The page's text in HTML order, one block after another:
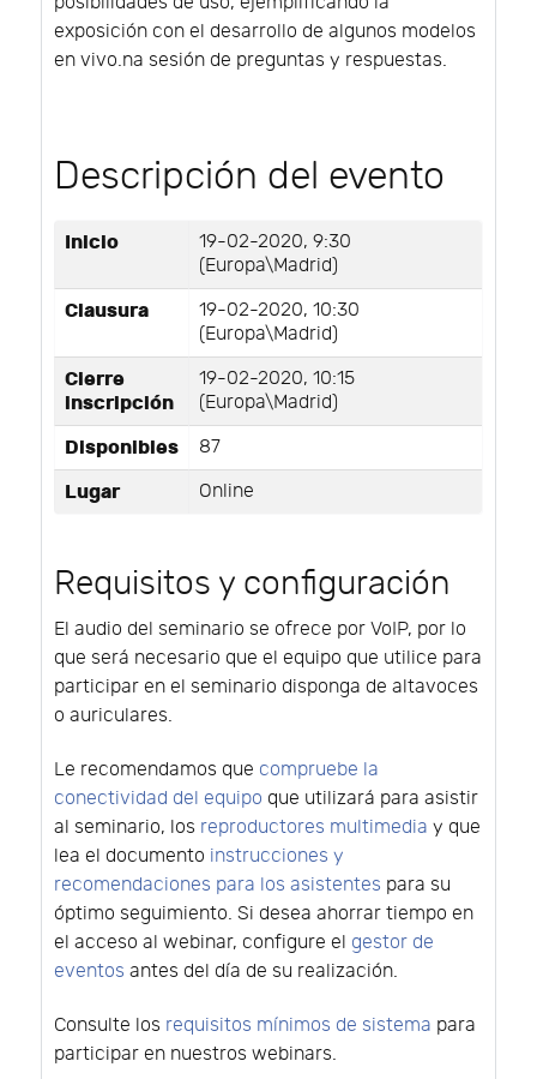
exposición con el desarrollo de algunos modelos
en vivo.na sesión de preguntas y respuestas.
Descripción del evento
Inicio
19-02-2020, 9:30
(Europa\Madrid)
Clausura
19-02-2020, 10:30
(Europa\Madrid)
Cierre
inscripción
19-02-2020, 10:15
(Europa\Madrid)
Disponibles 87
Lugar Online
Requisitos y configuración
El audio del seminario se ofrece por VoIP, por lo
que será necesario que el equipo que utilice para
participar en el seminario disponga de altavoces
o auriculares.
Le recomendamos que compruebe la
conectividad del equipo que utilizará para asistir
al seminario, los reproductores multimedia y que
lea el documento instrucciones y
recomendaciones para los asistentes para su
óptimo seguimiento. Si desea ahorrar tiempo en
el acceso al webinar, configure el gestor de
eventos antes del día de su realización.
Consulte los requisitos mínimos de sistema para
participar en nuestros webinars.